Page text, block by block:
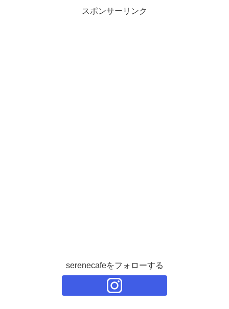
スポンサーリンク
serenecafeをフォローする